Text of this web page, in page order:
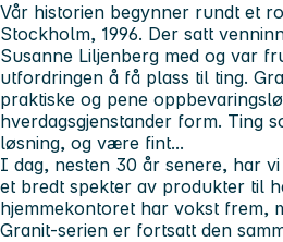
Vår historien begynner rundt et
Stockholm, 1996. Der satt
Susanne Liljenberg med og var
utfordringen å få plass til ting.
praktiske og pene
hverdagsgjenstander form. Ting
løsning, og være fint...
I dag, nesten 30 år senere, har
et bredt spekter av produkter til
hjemmekontoret har vokst frem,
Granit-serien er fortsatt den